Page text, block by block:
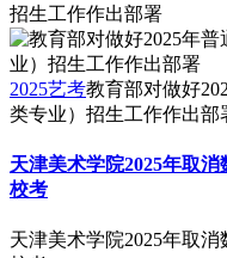
招生工作作出部署
2025艺考教育部对做好
类专业）招生工作作出部
天津美术学院2025年取
校考
天津美术学院2025年取